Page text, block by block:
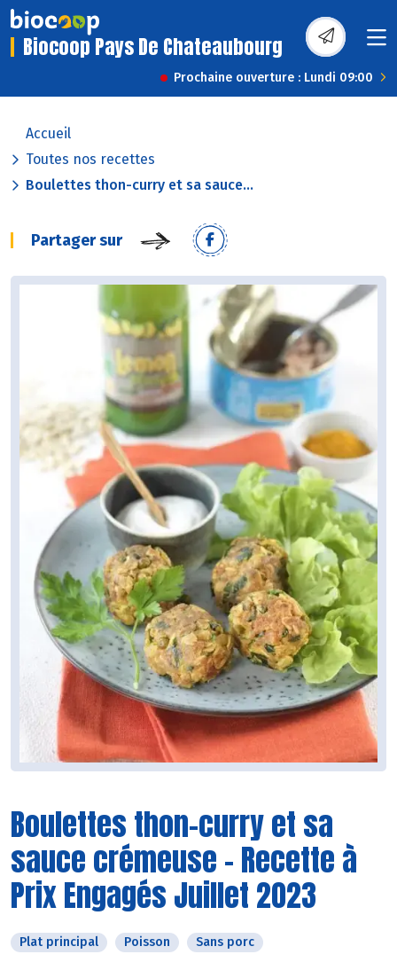
Biocoop Pays De Chateaubourg
Prochaine ouverture : Lundi 09:00
Accueil
Toutes nos recettes
Boulettes thon-curry et sa sauce...
Partager sur
Boulettes thon-curry et sa
sauce crémeuse - Recette à
Prix Engagés Juillet 2023
Plat principal Poisson Sans porc